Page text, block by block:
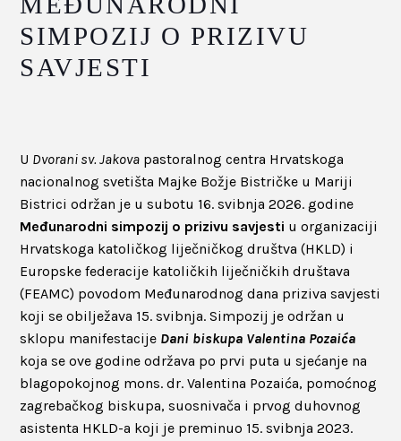
SIMPOZIJ O PRIZIVU
SAVJESTI
U Dvorani sv. Jakova pastoralnog centra Hrvatskoga
nacionalnog svetišta Majke Božje Bistričke u Mariji
Bistrici održan je u subotu 16. svibnja 2026. godine
Međunarodni simpozij o prizivu savjesti u organizaciji
Hrvatskoga katoličkog liječničkog društva (HKLD) i
Europske federacije katoličkih liječničkih društava
(FEAMC) povodom Međunarodnog dana priziva savjesti
koji se obilježava 15. svibnja. Simpozij je održan u
sklopu manifestacije Dani biskupa Valentina Pozaića
koja se ove godine održava po prvi puta u sjećanje na
blagopokojnog mons. dr. Valentina Pozaića, pomoćnog
zagrebačkog biskupa, suosnivača i prvog duhovnog
asistenta HKLD-a koji je preminuo 15. svibnja 2023.